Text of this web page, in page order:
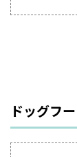
ドッグフ